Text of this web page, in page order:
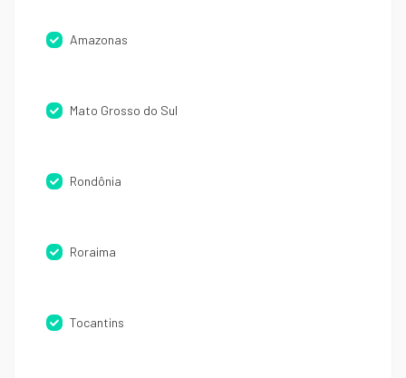
Amazonas
Mato Grosso do Sul
Rondônia
Roraima
Tocantins